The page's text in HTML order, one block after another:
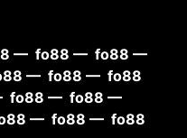
— fo88 — fo88 —
— fo88 — fo88
fo88 — fo88 —
— fo88 — fo88